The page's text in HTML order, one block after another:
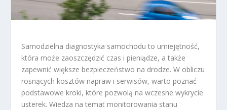
Samodzielna diagnostyka samochodu to umiejętność,
która może zaoszczędzić czas i pieniądze, a także
zapewnić większe bezpieczeństwo na drodze. W obliczu
rosnących kosztów napraw i serwisów, warto poznać
podstawowe kroki, które pozwolą na wczesne wykrycie
usterek. Wiedza na temat monitorowania stanu